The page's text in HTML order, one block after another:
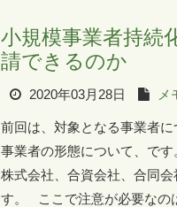
小規模事業者持
請できるのか
2020年03月28日 メ
前回は、対象となる事業者
事業者の形態について、で
株式会社、合資会社、合同
す。 ここで注意が必要なの